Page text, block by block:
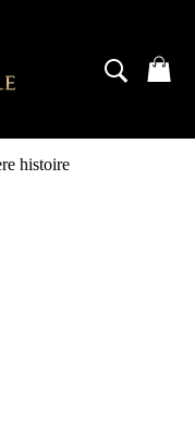
histoire